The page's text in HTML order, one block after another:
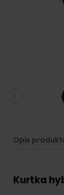
Opis
Kurtka